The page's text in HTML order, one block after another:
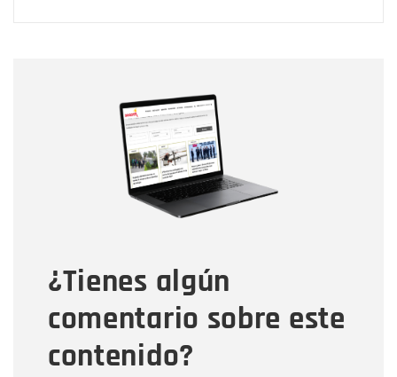
¿Tienes algún
comentario sobre este
contenido?
Correo electrónico
Tipo de comentario
Mensaje